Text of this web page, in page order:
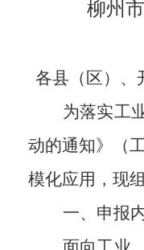
柳州
各县（区）、
为落实工
动的通知》（
模化应用，现
一、申报